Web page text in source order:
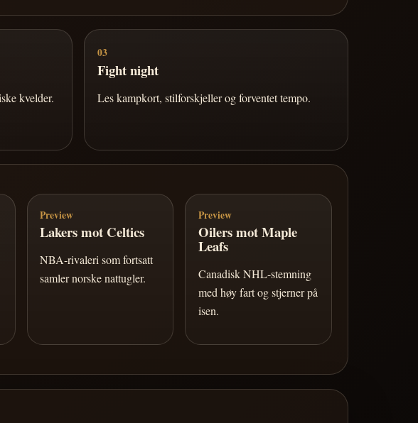
kvelder.
03
Fight night
Les kampkort, stilforskjeller og forventet tempo.
Preview
Lakers mot Celtics
NBA-rivaleri som fortsatt
samler norske nattugler.
Preview
Oilers mot Maple
Leafs
Canadisk NHL-stemning
med høy fart og stjerner på
isen.